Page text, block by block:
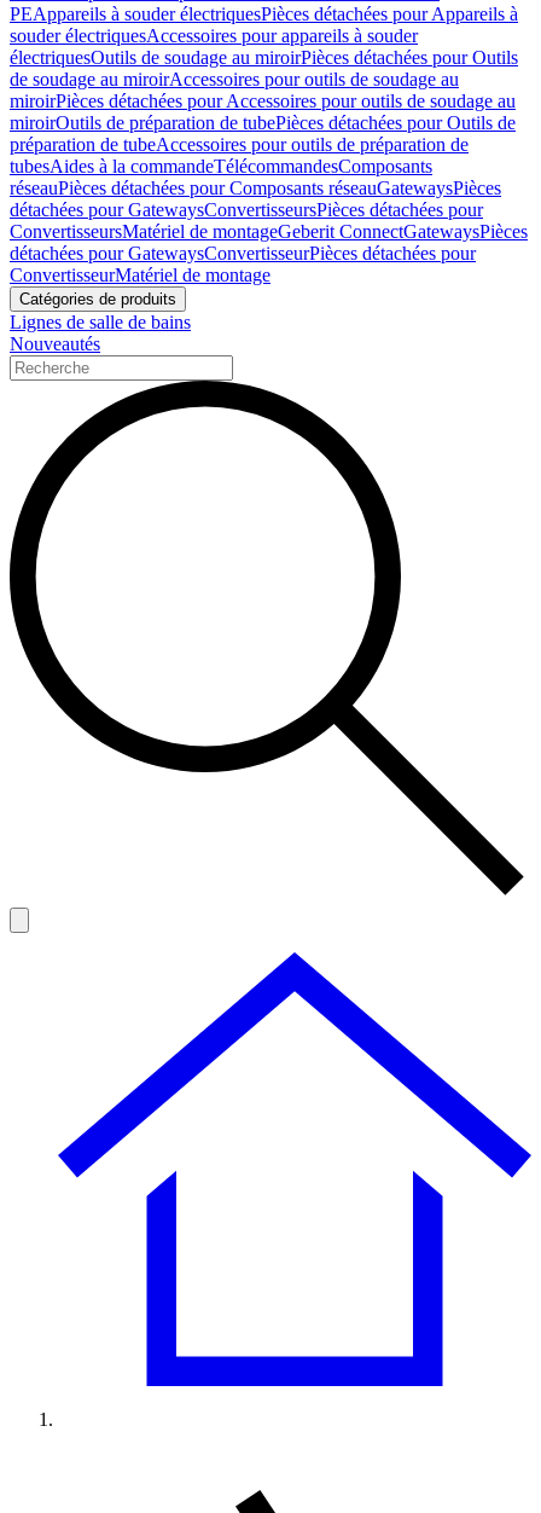
PEAppareils à souder électriquesPièces détachées pour Appareils à
souder électriquesAccessoires pour appareils à souder
électriquesOutils de soudage au miroirPièces détachées pour Outils
de soudage au miroirAccessoires pour outils de soudage au
miroirPièces détachées pour Accessoires pour outils de soudage au
miroirOutils de préparation de tubePièces détachées pour Outils de
préparation de tubeAccessoires pour outils de préparation de
tubesAides à la commandeTélécommandesComposants
réseauPièces détachées pour Composants réseauGatewaysPièces
détachées pour GatewaysConvertisseursPièces détachées pour
ConvertisseursMatériel de montageGeberit ConnectGatewaysPièces
détachées pour GatewaysConvertisseurPièces détachées pour
ConvertisseurMatériel de montage
Catégories de produits
Lignes de salle de bains
Nouveautés